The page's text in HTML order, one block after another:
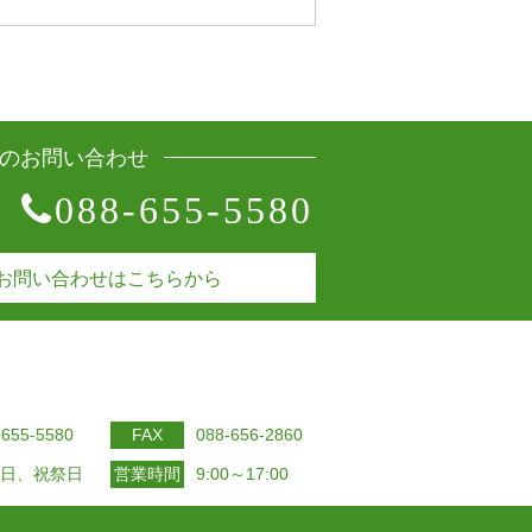
お問い合わせ
088-655-5580
問い合わせはこちらから
5580 FAX 088-656-2860
、祝祭日 営業時間 9:00～17:00